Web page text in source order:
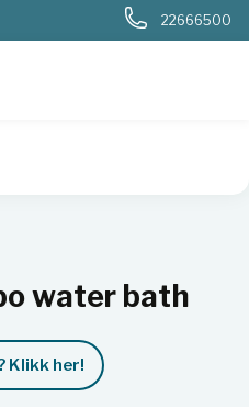
22666500
water bath
Klikk her!